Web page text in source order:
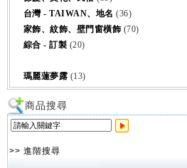
台灣 - TAIWAN、地名 (36)
家飾、紋飾、壁門窗橫飾 (70)
綜合 - 訂製 (20)
瑪麗蓮夢露 (13)
商品搜尋
>> 進階搜尋